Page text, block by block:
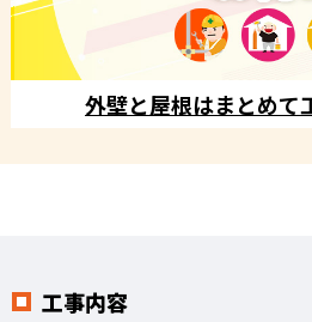
外壁と屋根はまとめて
工事内容